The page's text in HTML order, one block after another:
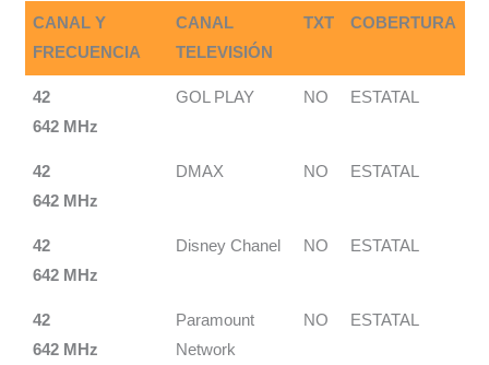
CANAL Y
FRECUENCIA
CANAL
TELEVISIÓN
TXT COBERTURA
42
642 MHz
GOL PLAY NO ESTATAL
42
642 MHz
DMAX NO ESTATAL
42
642 MHz
Disney Chanel NO ESTATAL
42
642 MHz
Paramount
Network
NO ESTATAL